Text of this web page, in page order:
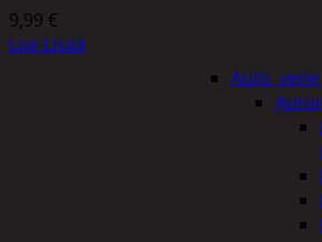
Auto,
9,99 €
Lue Lisää